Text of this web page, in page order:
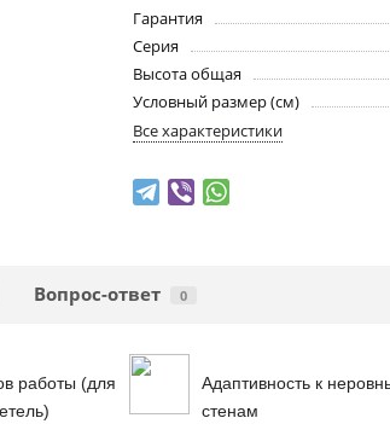
Гарантия
Серия
Высота общая
Условный размер (см)
Все характеристики
Вопрос-ответ 0
работы (для
Адаптивность к
стенам